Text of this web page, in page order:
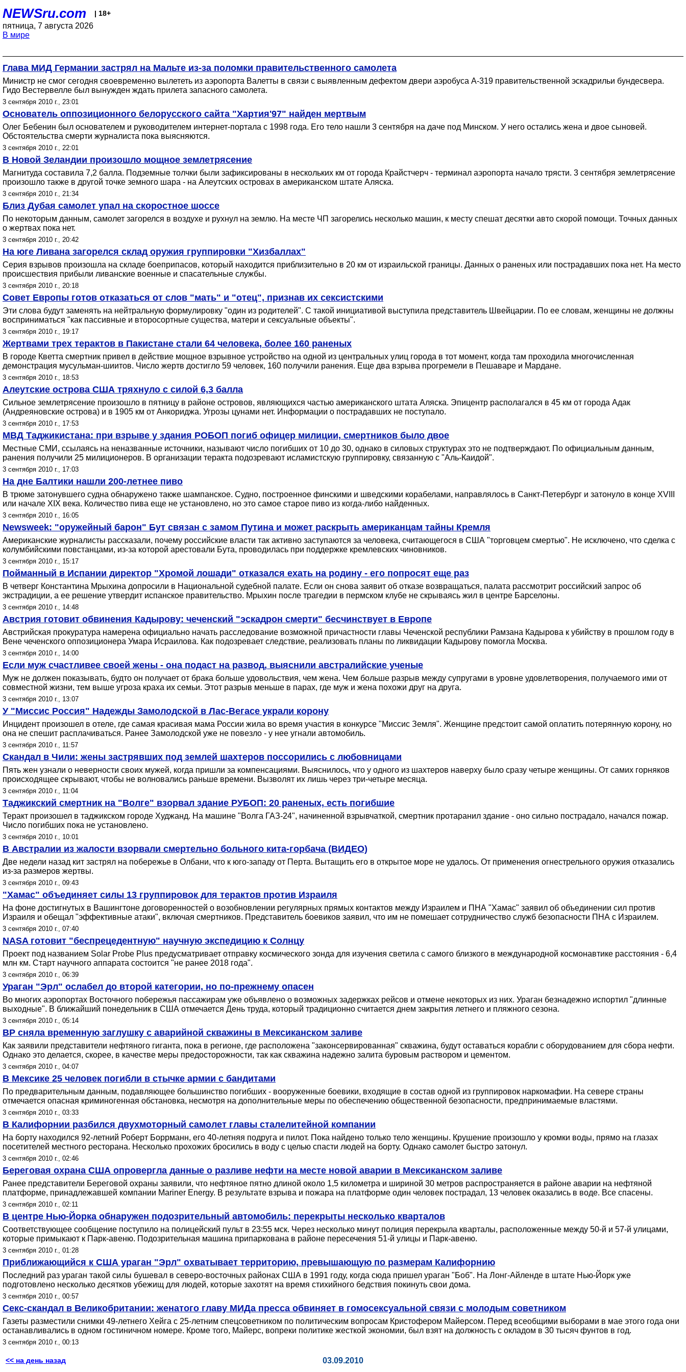
NEWSru.com | 18+
пятница, 7 августа 2026
В мире
Глава МИД Германии застрял на Мальте из-за поломки правительственного самолета
Министр не смог сегодня своевременно вылететь из аэропорта Валетты в связи с выявленным дефектом двери аэробуса А-319 правительственной эскадрильи бундесвера.
Гидо Вестервелле был вынужден ждать прилета запасного самолета.
3 сентября 2010 г., 23:01
Основатель оппозиционного белорусского сайта "Хартия'97" найден мертвым
Олег Бебенин был основателем и руководителем интернет-портала с 1998 года. Его тело нашли 3 сентября на даче под Минском. У него остались жена и двое сыновей.
Обстоятельства смерти журналиста пока выясняются.
3 сентября 2010 г., 22:01
В Новой Зеландии произошло мощное землетрясение
Магнитуда составила 7,2 балла. Подземные толчки были зафиксированы в нескольких км от города Крайстчерч - терминал аэропорта начало трясти. 3 сентября землетрясение
произошло также в другой точке земного шара - на Алеутских островах в американском штате Аляска.
3 сентября 2010 г., 21:34
Близ Дубая самолет упал на скоростное шоссе
По некоторым данным, самолет загорелся в воздухе и рухнул на землю. На месте ЧП загорелись несколько машин, к месту спешат десятки авто скорой помощи. Точных данных
о жертвах пока нет.
3 сентября 2010 г., 20:42
На юге Ливана загорелся склад оружия группировки "Хизбаллах"
Серия взрывов произошла на складе боеприпасов, который находится приблизительно в 20 км от израильской границы. Данных о раненых или пострадавших пока нет. На место
происшествия прибыли ливанские военные и спасательные службы.
3 сентября 2010 г., 20:18
Совет Европы готов отказаться от слов "мать" и "отец", признав их сексистскими
Эти слова будут заменять на нейтральную формулировку "один из родителей". С такой инициативой выступила представитель Швейцарии. По ее словам, женщины не должны
восприниматься "как пассивные и второсортные существа, матери и сексуальные объекты".
3 сентября 2010 г., 19:17
Жертвами трех терактов в Пакистане стали 64 человека, более 160 раненых
В городе Кветта смертник привел в действие мощное взрывное устройство на одной из центральных улиц города в тот момент, когда там проходила многочисленная
демонстрация мусульман-шиитов. Число жертв достигло 59 человек, 160 получили ранения. Еще два взрыва прогремели в Пешаваре и Мардане.
3 сентября 2010 г., 18:53
Алеутские острова США тряхнуло с силой 6,3 балла
Сильное землетрясение произошло в пятницу в районе островов, являющихся частью американского штата Аляска. Эпицентр располагался в 45 км от города Адак
(Андреяновские острова) и в 1905 км от Анкориджа. Угрозы цунами нет. Информации о пострадавших не поступало.
3 сентября 2010 г., 17:53
МВД Таджикистана: при взрыве у здания РОБОП погиб офицер милиции, смертников было двое
Местные СМИ, ссылаясь на неназванные источники, называют число погибших от 10 до 30, однако в силовых структурах это не подтверждают. По официальным данным,
ранения получили 25 милиционеров. В организации теракта подозревают исламистскую группировку, связанную с "Аль-Каидой".
3 сентября 2010 г., 17:03
На дне Балтики нашли 200-летнее пиво
В трюме затонувшего судна обнаружено также шампанское. Судно, построенное финскими и шведскими корабелами, направлялось в Санкт-Петербург и затонуло в конце XVIII
или начале XIX века. Количество пива еще не установлено, но это самое старое пиво из когда-либо найденных.
3 сентября 2010 г., 16:05
Newsweek: "оружейный барон" Бут связан с замом Путина и может раскрыть американцам тайны Кремля
Американские журналисты рассказали, почему российские власти так активно заступаются за человека, считающегося в США "торговцем смертью". Не исключено, что сделка с
колумбийскими повстанцами, из-за которой арестовали Бута, проводилась при поддержке кремлевских чиновников.
3 сентября 2010 г., 15:17
Пойманный в Испании директор "Хромой лошади" отказался ехать на родину - его попросят еще раз
В четверг Константина Мрыхина допросили в Национальной судебной палате. Если он снова заявит об отказе возвращаться, палата рассмотрит российский запрос об
экстрадиции, а ее решение утвердит испанское правительство. Мрыхин после трагедии в пермском клубе не скрываясь жил в центре Барселоны.
3 сентября 2010 г., 14:48
Австрия готовит обвинения Кадырову: чеченский "эскадрон смерти" бесчинствует в Европе
Австрийская прокуратура намерена официально начать расследование возможной причастности главы Чеченской республики Рамзана Кадырова к убийству в прошлом году в
Вене чеченского оппозиционера Умара Исраилова. Как подозревает следствие, реализовать планы по ликвидации Кадырову помогла Москва.
3 сентября 2010 г., 14:00
Если муж счастливее своей жены - она подаст на развод, выяснили австралийские ученые
Муж не должен показывать, будто он получает от брака больше удовольствия, чем жена. Чем больше разрыв между супругами в уровне удовлетворения, получаемого ими от
совместной жизни, тем выше угроза краха их семьи. Этот разрыв меньше в парах, где муж и жена похожи друг на друга.
3 сентября 2010 г., 13:07
У "Миссис Россия" Надежды Замолодской в Лас-Вегасе украли корону
Инцидент произошел в отеле, где самая красивая мама России жила во время участия в конкурсе "Миссис Земля". Женщине предстоит самой оплатить потерянную корону, но
она не спешит расплачиваться. Ранее Замолодской уже не повезло - у нее угнали автомобиль.
3 сентября 2010 г., 11:57
Скандал в Чили: жены застрявших под землей шахтеров поссорились с любовницами
Пять жен узнали о неверности своих мужей, когда пришли за компенсациями. Выяснилось, что у одного из шахтеров наверху было сразу четыре женщины. От самих горняков
происходящее скрывают, чтобы не волновались раньше времени. Вызволят их лишь через три-четыре месяца.
3 сентября 2010 г., 11:04
Таджикский смертник на "Волге" взорвал здание РУБОП: 20 раненых, есть погибшие
Теракт произошел в таджикском городе Худжанд. На машине "Волга ГАЗ-24", начиненной взрывчаткой, смертник протаранил здание - оно сильно пострадало, начался пожар.
Число погибших пока не установлено.
3 сентября 2010 г., 10:01
В Австралии из жалости взорвали смертельно больного кита-горбача (ВИДЕО)
Две недели назад кит застрял на побережье в Олбани, что к юго-западу от Перта. Вытащить его в открытое море не удалось. От применения огнестрельного оружия отказались
из-за размеров жертвы.
3 сентября 2010 г., 09:43
"Хамас" объединяет силы 13 группировок для терактов против Израиля
На фоне достигнутых в Вашингтоне договоренностей о возобновлении регулярных прямых контактов между Израилем и ПНА "Хамас" заявил об объединении сил против
Израиля и обещал "эффективные атаки", включая смертников. Представитель боевиков заявил, что им не помешает сотрудничество служб безопасности ПНА с Израилем.
3 сентября 2010 г., 07:40
NASA готовит "беспрецедентную" научную экспедицию к Солнцу
Проект под названием Solar Probe Plus предусматривает отправку космического зонда для изучения светила с самого близкого в международной космонавтике расстояния - 6,4
млн км. Старт научного аппарата состоится "не ранее 2018 года".
3 сентября 2010 г., 06:39
Ураган "Эрл" ослабел до второй категории, но по-прежнему опасен
Во многих аэропортах Восточного побережья пассажирам уже объявлено о возможных задержках рейсов и отмене некоторых из них. Ураган безнадежно испортил "длинные
выходные". В ближайший понедельник в США отмечается День труда, который традиционно считается днем закрытия летнего и пляжного сезона.
3 сентября 2010 г., 05:14
BP сняла временную заглушку с аварийной скважины в Мексиканском заливе
Как заявили представители нефтяного гиганта, пока в регионе, где расположена "законсервированная" скважина, будут оставаться корабли с оборудованием для сбора нефти.
Однако это делается, скорее, в качестве меры предосторожности, так как скважина надежно залита буровым раствором и цементом.
3 сентября 2010 г., 04:07
В Мексике 25 человек погибли в стычке армии с бандитами
По предварительным данным, подавляющее большинство погибших - вооруженные боевики, входящие в состав одной из группировок наркомафии. На севере страны
отмечается опасная криминогенная обстановка, несмотря на дополнительные меры по обеспечению общественной безопасности, предпринимаемые властями.
3 сентября 2010 г., 03:33
В Калифорнии разбился двухмоторный самолет главы сталелитейной компании
На борту находился 92-летний Роберт Боррманн, его 40-летняя подруга и пилот. Пока найдено только тело женщины. Крушение произошло у кромки воды, прямо на глазах
посетителей местного ресторана. Несколько прохожих бросились в воду с целью спасти людей на борту. Однако самолет быстро затонул.
3 сентября 2010 г., 02:46
Береговая охрана США опровергла данные о разливе нефти на месте новой аварии в Мексиканском заливе
Ранее представители Береговой охраны заявили, что нефтяное пятно длиной около 1,5 километра и шириной 30 метров распространяется в районе аварии на нефтяной
платформе, принадлежавшей компании Mariner Energy. В результате взрыва и пожара на платформе один человек пострадал, 13 человек оказались в воде. Все спасены.
3 сентября 2010 г., 02:11
В центре Нью-Йорка обнаружен подозрительный автомобиль: перекрыты несколько кварталов
Соответствующее сообщение поступило на полицейский пульт в 23:55 мск. Через несколько минут полиция перекрыла кварталы, расположенные между 50-й и 57-й улицами,
которые примыкают к Парк-авеню. Подозрительная машина припаркована в районе пересечения 51-й улицы и Парк-авеню.
3 сентября 2010 г., 01:28
Приближающийся к США ураган "Эрл" охватывает территорию, превышающую по размерам Калифорнию
Последний раз ураган такой силы бушевал в северо-восточных районах США в 1991 году, когда сюда пришел ураган "Боб". На Лонг-Айленде в штате Нью-Йорк уже
подготовлено несколько десятков убежищ для людей, которые захотят на время стихийного бедствия покинуть свои дома.
3 сентября 2010 г., 00:57
Секс-скандал в Великобритании: женатого главу МИДа пресса обвиняет в гомосексуальной связи с молодым советником
Газеты разместили снимки 49-летнего Хейга с 25-летним спецсоветником по политическим вопросам Кристофером Майерсом. Перед всеобщими выборами в мае этого года они
останавливались в одном гостиничном номере. Кроме того, Майерс, вопреки политике жесткой экономии, был взят на должность с окладом в 30 тысяч фунтов в год.
3 сентября 2010 г., 00:13
<< на день назад 03.09.2010